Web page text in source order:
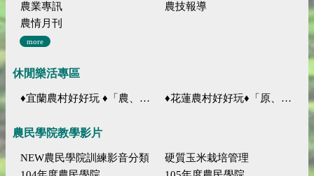
農業專訊
農技報導
農情月刊
more
休閒樂活專區
♦宜蘭農村好好玩 ♦「農、藝、山、水」四條遊程推薦 ♦花蓮農村好好玩♦「原、生、慢、活」四條遊程推薦
農民學院教學影片
NEW農民學院訓練影音分類
硬質玉米栽培管理